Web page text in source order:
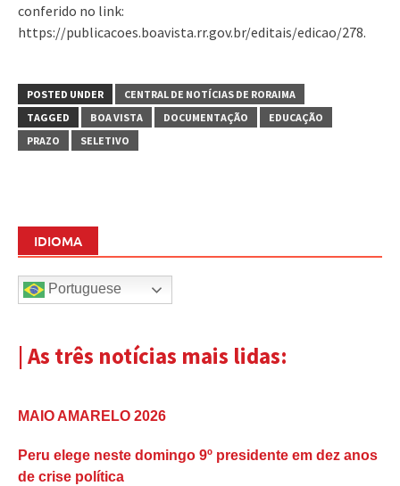
conferido no link:
https://publicacoes.boavista.rr.gov.br/editais/edicao/278.
POSTED UNDER
CENTRAL DE NOTÍCIAS DE RORAIMA
TAGGED
BOA VISTA DOCUMENTAÇÃO
EDUCAÇÃO
PRAZO
SELETIVO
IDIOMA
Portuguese
| As três notícias mais lidas:
MAIO AMARELO 2026
Peru elege neste domingo 9º presidente em dez anos
de crise política